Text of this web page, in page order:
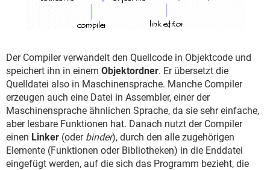
Der Compiler verwandelt den Quellcode in Objektcode und
speichert ihn in einem Objektordner. Er übersetzt die
Quelldatei also in Maschinensprache. Manche Compiler
erzeugen auch eine Datei in Assembler, einer der
Maschinensprache ähnlichen Sprache, da sie sehr einfache,
aber lesbare Funktionen hat. Danach nutzt der Compiler
einen Linker (oder binder), durch den alle zugehörigen
Elemente (Funktionen oder Bibliotheken) in die Enddatei
eingefügt werden, auf die sich das Programm bezieht, die